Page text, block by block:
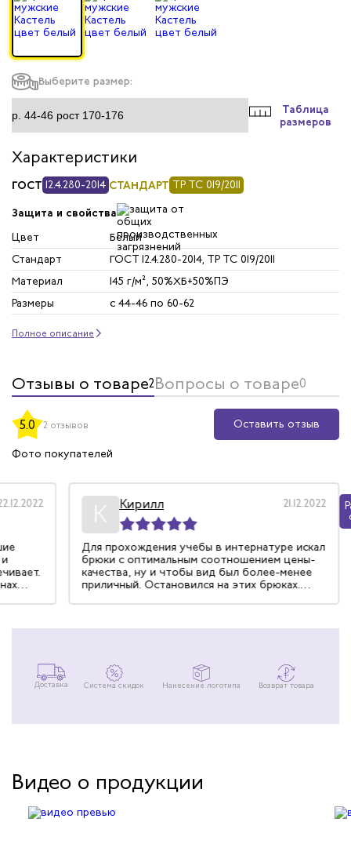
Выберите размер:
Таблица
размеров
Характеристики
ГОСТ 12.4.280-2014 СТАНДАРТ ТР ТС 019/2011
Защита и свойства
Цвет
Белый
Стандарт
ГОСТ 12.4.280-2014, ТР ТС 019/2011
Материал
145 г/м², 50%ХБ+50%ПЭ
Размеры
с 44-46 по 60-62
Полное описание
Отзывы о товаре2Вопросы о товаре0
5.0 2 отзывов
Оставить отзыв
Фото покупателей
и не
К Кирилл 21.12.2022
Для прохождения учебы в интернатуре искал
брюки с оптимальным соотношением цены-
качества, ну и чтобы вид был более-менее
приличный. Остановился на этих брюках.
ни пояса, ни подтяжек. По размеру подошли,
Доставка Система скидок Нанесение логотипа Возврат товара
Видео о продукции